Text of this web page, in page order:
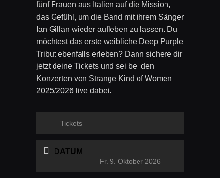
fünf Frauen aus Italien auf die Mission,
das Gefühl, um die Band mit ihrem Sänger
Ian Gillan wieder aufleben zu lassen. Du
möchtest das erste weibliche Deep Purple
Tribut ebenfalls erleben? Dann sichere dir
jetzt deine Tickets und sei bei den
Konzerten von Strange Kind of Women
2025/2026 live dabei.
Tickets
DATUM
Fr. 9. Oktober 2026